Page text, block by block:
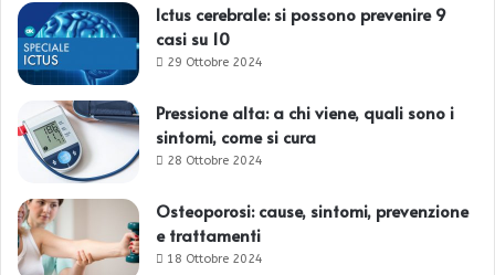
Ictus cerebrale: si possono prevenire 9
casi su 10
29 Ottobre 2024
Pressione alta: a chi viene, quali sono i
sintomi, come si cura
28 Ottobre 2024
Osteoporosi: cause, sintomi, prevenzione
e trattamenti
18 Ottobre 2024